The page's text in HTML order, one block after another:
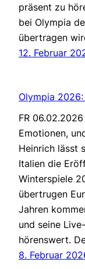
präsent zu
bei Olympia
übertragen
12. Februar
Olympia
FR
Emotionen,
Heinrich lässt
Italien die
Winterspiele
übertrugen
Jahren
und seine
hörenswert.
8. Februar